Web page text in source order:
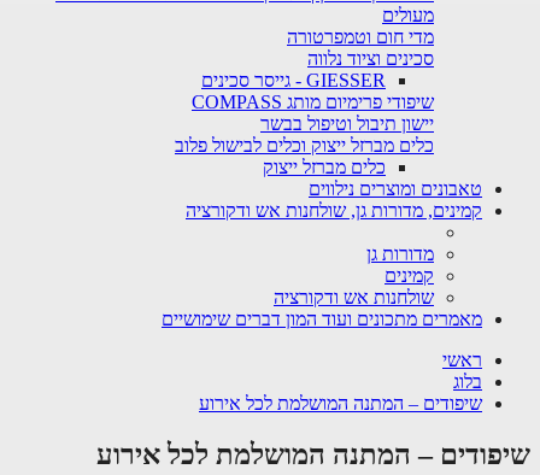
מעולים
מדי חום וטמפרטורה
סכינים וציוד נלווה
GIESSER - גייסר סכינים
שיפודי פרימיום מותג COMPASS
יישון תיבול וטיפול בבשר
כלים מברזל ייצוק וכלים לבישול פלוב
כלים מברזל ייצוק
טאבונים ומוצרים נילווים
קמינים, מדורות גן, שולחנות אש ודקורציה
מדורות גן
קמינים
שולחנות אש ודקורציה
מאמרים מתכונים ועוד המון דברים שימושיים
ראשי
בלוג
שיפודים – המתנה המושלמת לכל אירוע
שיפודים – המתנה המושלמת לכל אירוע